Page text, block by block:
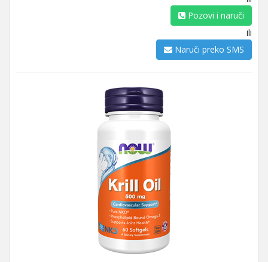
Pozovi i naruči
ili
Naruči preko SMS